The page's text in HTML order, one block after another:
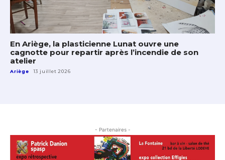
En Ariège, la plasticienne Lunat ouvre une
cagnotte pour repartir après l’incendie de son
atelier
Ariège 13 juillet 2026
- Partenaires -